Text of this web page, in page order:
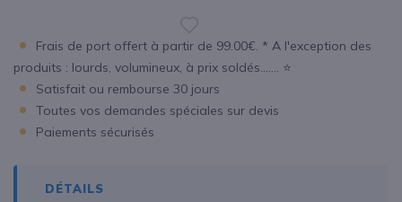
Frais de port offert à partir de 99.00€. * A l'exception des
produits : lourds, volumineux, à prix soldés....... ⭐
Satisfait ou rembourse 30 jours
Toutes vos demandes spéciales sur devis
Paiements sécurisés
DÉTAILS